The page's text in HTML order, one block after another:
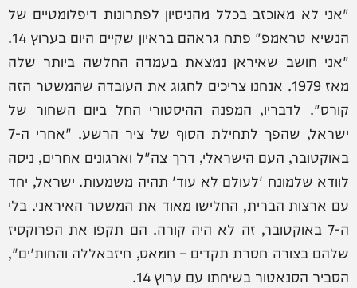
"אני לא מאוכזב בכלל מהניסיון לפתרונות דיפלומטיים של
הנשיא טראמפ" פתח גראהם בראיון שקיים היום בערוץ 14.
"אני חושב שאיראן נמצאת בעמדה החלשה ביותר שלה
מאז 1979. אנחנו צריכים לחגוג את העובדה שהמשטר הזה
קורס". לדבריו, המפנה ההיסטורי החל ביום השחור של
ישראל, שהפך לתחילת הסוף של ציר הרשע. "אחרי ה-7
באוקטובר, העם הישראלי, דרך צה"ל וארגונים אחרים, ניסה
לוודא שלמונח 'לעולם לא עוד' תהיה משמעות. ישראל, יחד
עם ארצות הברית, החלישו מאוד את המשטר האיראני. בלי
ה-7 באוקטובר, זה לא היה קורה. הם תקפו את הפרוקסיז
שלהם בצורה חסרת תקדים – חמאס, חיזבאללה והחות'ים",
הסביר הסנאטור בשיחתו עם ערוץ 14.